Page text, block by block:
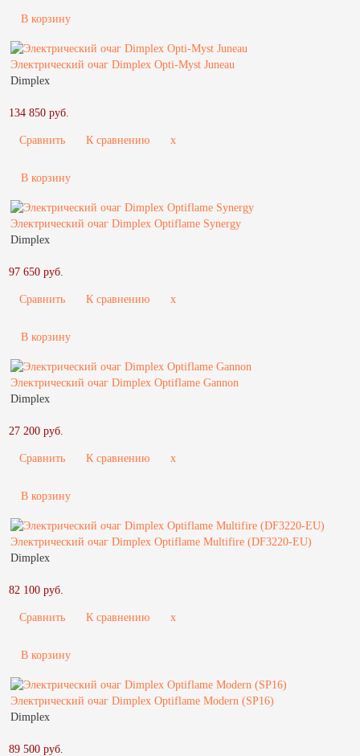
В корзину
Электрический очаг Dimplex Opti-Myst Juneau
Dimplex
134 850 руб.
Сравнить К сравнению x
В корзину
Электрический очаг Dimplex Optiflame Synergy
Dimplex
97 650 руб.
Сравнить К сравнению x
В корзину
Электрический очаг Dimplex Optiflame Gannon
Dimplex
27 200 руб.
Сравнить К сравнению x
В корзину
Электрический очаг Dimplex Optiflame Multifire (DF3220-EU)
Dimplex
82 100 руб.
Сравнить К сравнению x
В корзину
Электрический очаг Dimplex Optiflame Modern (SP16)
Dimplex
89 500 руб.